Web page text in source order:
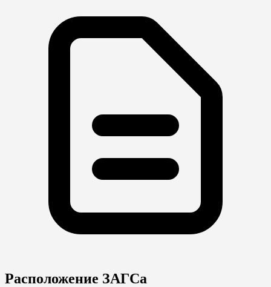
Расположение ЗАГСа